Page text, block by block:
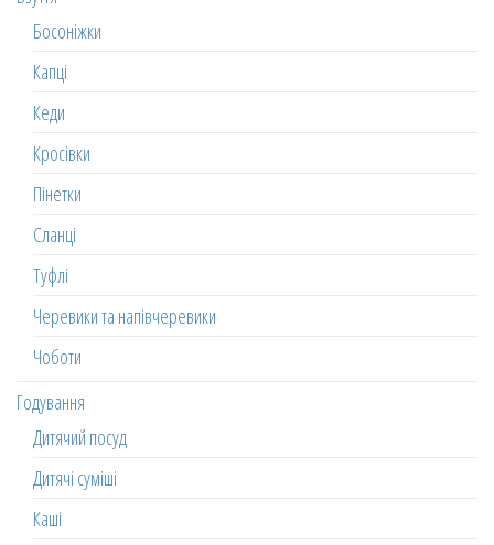
Босоніжки
Капці
Кеди
Кросівки
Пінетки
Сланці
Туфлі
Черевики та напівчеревики
Чоботи
Годування
Дитячий посуд
Дитячі суміші
Каші